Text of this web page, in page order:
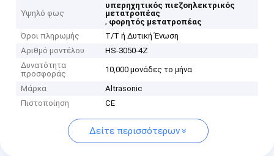
Υψηλό φως
υπερηχητικός πιεζοηλεκτρικός
μετατροπέας
, φορητός μετατροπέας
Όροι πληρωμής
T/T ή Δυτική Ένωση
Αριθμό μοντέλου
HS-3050-4Z
Δυνατότητα
προσφοράς
10,000 μονάδες το μήνα
Μάρκα
Altrasonic
Πιστοποίηση
CE
Δείτε περισσότερων